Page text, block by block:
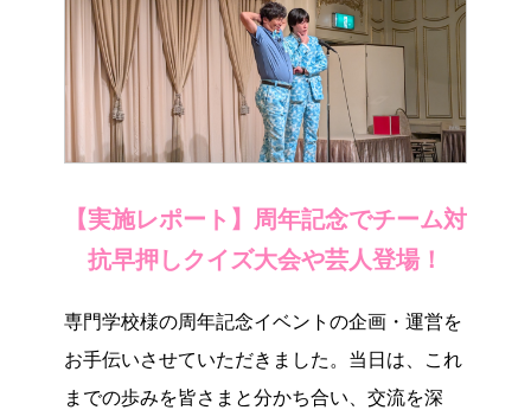
【実施レポート】周年記念でチーム対
抗早押しクイズ大会や芸人登場！
専門学校様の周年記念イベントの企画・運営を
お手伝いさせていただきました。当日は、これ
までの歩みを皆さまと分かち合い、交流を深